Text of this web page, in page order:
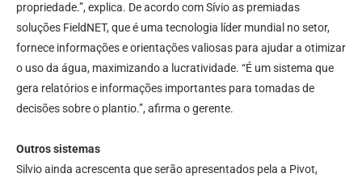
propriedade.”, explica. De acordo com Sívio as premiadas
soluções FieldNET, que é uma tecnologia líder mundial no setor,
fornece informações e orientações valiosas para ajudar a otimizar
o uso da água, maximizando a lucratividade. “É um sistema que
gera relatórios e informações importantes para tomadas de
decisões sobre o plantio.”, afirma o gerente.
Outros sistemas
Silvio ainda acrescenta que serão apresentados pela a Pivot,